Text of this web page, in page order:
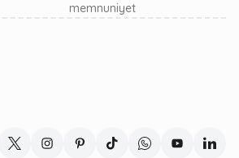
memnuniyet